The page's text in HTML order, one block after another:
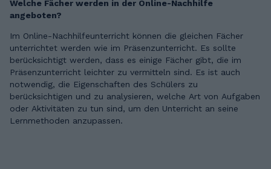
Welche Fächer werden in der Online-Nachhilfe
angeboten?
Im Online-Nachhilfeunterricht können die gleichen Fächer
unterrichtet werden wie im Präsenzunterricht. Es sollte
berücksichtigt werden, dass es einige Fächer gibt, die im
Präsenzunterricht leichter zu vermitteln sind. Es ist auch
notwendig, die Eigenschaften des Schülers zu
berücksichtigen und zu analysieren, welche Art von Aufgaben
oder Aktivitäten zu tun sind, um den Unterricht an seine
Lernmethoden anzupassen.